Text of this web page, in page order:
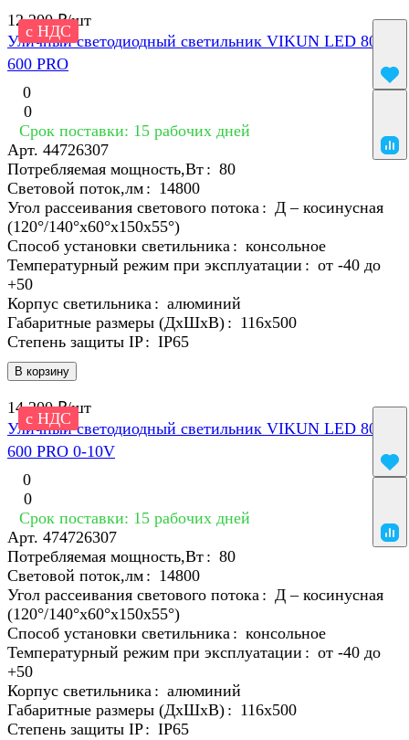
с НДС
12 200 ₽/шт
Уличный светодиодный светильник VIKUN LED 80 -
600 PRO
0
0
Срок поставки: 15 рабочих дней
Арт. 44726307
В корзину
Потребляемая мощность,Вт : 80
Световой поток,лм : 14800
Угол рассеивания светового потока : Д – косинусная
(120°/140°х60°х150x55°)
Способ установки светильника : консольное
Температурный режим при эксплуатации : от -40 до
+50
Корпус светильника : алюминий
Габаритные размеры (ДхШхВ) : 116x500
Степень защиты IP : IP65
с НДС
14 200 ₽/шт
Уличный светодиодный светильник VIKUN LED 80 -
600 PRO 0-10V
0
0
Срок поставки: 15 рабочих дней
Арт. 474726307
Потребляемая мощность,Вт : 80
Световой поток,лм : 14800
Угол рассеивания светового потока : Д – косинусная
(120°/140°х60°х150x55°)
Способ установки светильника : консольное
Температурный режим при эксплуатации : от -40 до
+50
Корпус светильника : алюминий
Габаритные размеры (ДхШхВ) : 116x500
Степень защиты IP : IP65